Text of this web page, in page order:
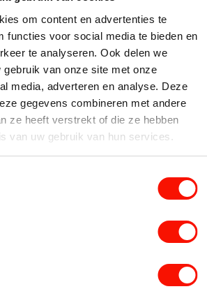
om content en advertenties te
functies voor social media te bieden en
te analyseren. Ook delen we
gebruik van onze site met onze
media, adverteren en analyse. Deze
gegevens combineren met andere
ze heeft verstrekt of die ze hebben
van uw gebruik van hun services.
van een lampkunnen wij
hier alles over.
boven de eettafel ophangen?
de auteur van dit
10 jaar bij Straluma en weet
hoe verlichting een interieur écht
Met zijn passie voor sfeervol